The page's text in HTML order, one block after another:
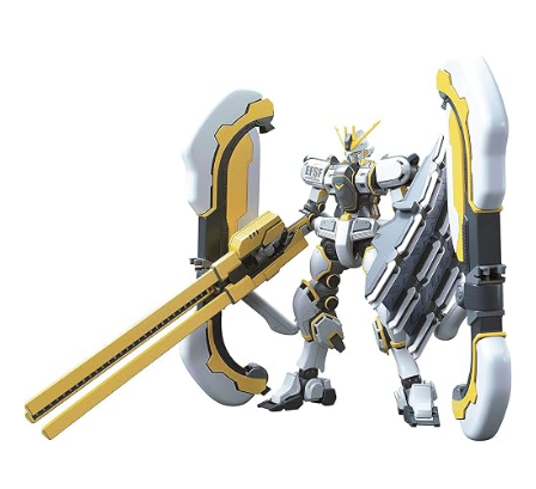
好きが集まる 比べて選べる
ビジネスと働き方のヒント
AI活用のいまが分かる
企業ITのトレンドを詳説
経営リーダーのコミュニティ
マーケ×ITの今がよく分かる